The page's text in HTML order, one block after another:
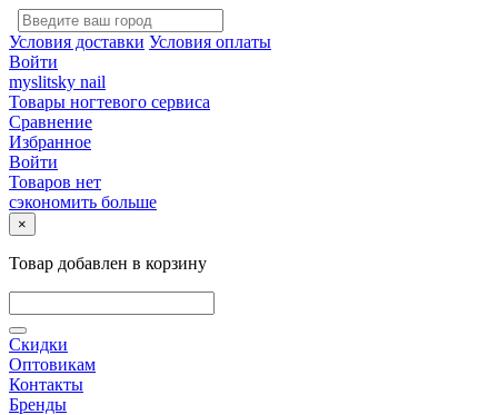
Условия доставки Условия оплаты
Войти
myslitsky nail
Товары ногтевого сервиса
Сравнение
Избранное
Войти
Товаров нет
сэкономить больше
×
Товар добавлен в корзину
Скидки
Оптовикам
Контакты
Бренды